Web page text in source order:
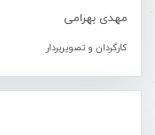
مهدی بهرامی
کارگردان و تصویربردار